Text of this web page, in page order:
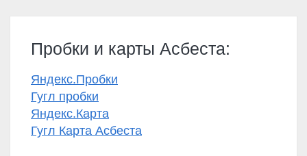
Пробки и карты Асбеста:
Яндекс.Пробки
Гугл пробки
Яндекс.Карта
Гугл Карта Асбеста